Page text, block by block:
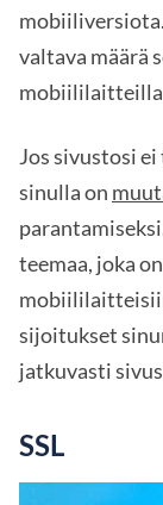
valtava määrä
Jos sivustosi
sinulla on
teemaa, joka
sijoitukset
jatkuvasti
SSL